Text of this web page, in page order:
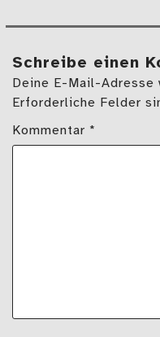
Schreibe einen
Deine E-Mail-
Erforderliche Felder
Kommentar *